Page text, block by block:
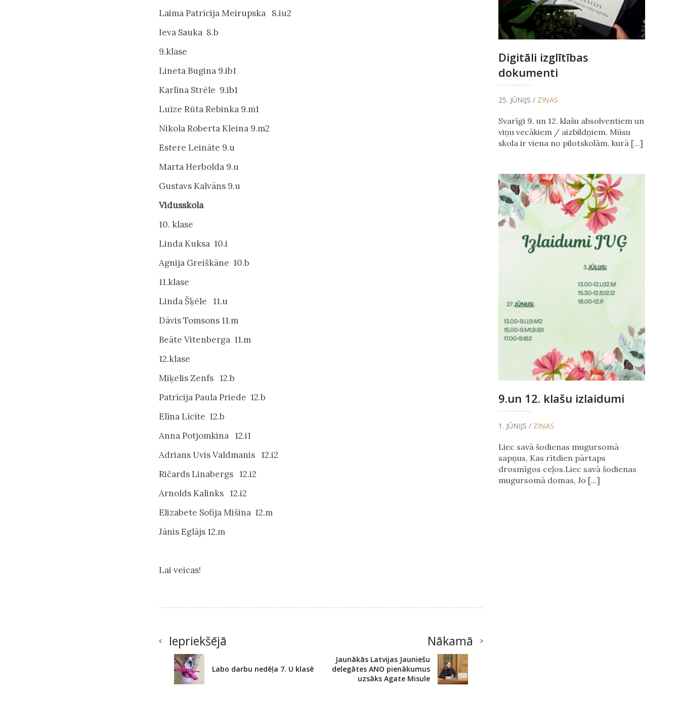
Laima Patrīcija Meirupska 8.iu2
Ieva Sauka 8.b
9.klase
Lineta Bugina 9.ib1
Karlīna Strēle 9.ib1
Luīze Rūta Rebinka 9.m1
Nikola Roberta Kleina 9.m2
Estere Leināte 9.u
Marta Herbolda 9.u
Gustavs Kalvāns 9.u
Vidusskola
10. klase
Linda Kuksa 10.i
Agnija Greiškāne 10.b
11.klase
Linda Šķēle 11.u
Dāvis Tomsons 11.m
Beāte Vitenberga 11.m
12.klase
Miķelis Zenfs 12.b
Patrīcija Paula Priede 12.b
Elīna Līcīte 12.b
Anna Potjomkina 12.i1
Adrians Uvis Valdmanis 12.i2
Ričards Linabergs 12.i2
Arnolds Kalinks 12.i2
Elizabete Sofija Mišina 12.m
Jānis Eglājs 12.m
Lai veicas!
Iepriekšējā
Labo darbu nedēļa 7. U klasē
Nākamā
Jaunākās Latvijas Jauniešu
delegātes ANO pienākumus
uzsāks Agate Misule
Digitāli izglītības
dokumenti
25. JŪNIJS / ZIŅAS
Svarīgi 9. un 12. klašu absolventiem un
viņu vecākiem / aizbildņiem. Mūsu
skola ir viena no pilotskolām, kurā [...]
9.un 12. klašu izlaidumi
1. JŪNIJS / ZIŅAS
Liec savā šodienas mugursomā
sapņus, Kas rītdien pārtaps
drosmīgos ceļos.Liec savā šodienas
mugursomā domas, Jo [...]